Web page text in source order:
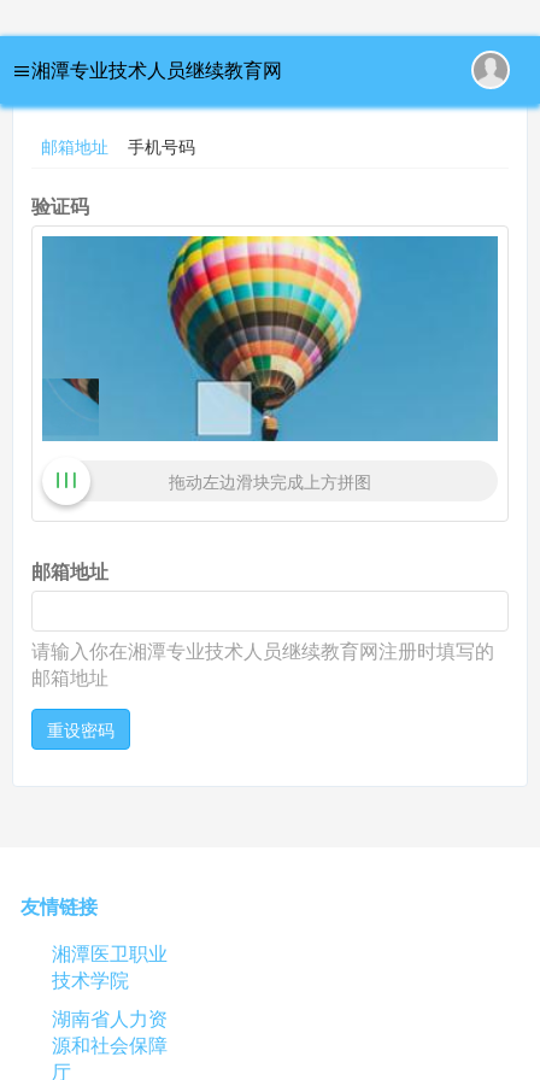
湘潭专业技术人员继续教育网
重设密码
邮箱地址 手机号码
验证码
拖动左边滑块完成上方拼图
邮箱地址
请输入你在湘潭专业技术人员继续教育网注册时填写的
邮箱地址
重设密码
友情链接
湘潭医卫职业
技术学院
湖南省人力资
源和社会保障
厅